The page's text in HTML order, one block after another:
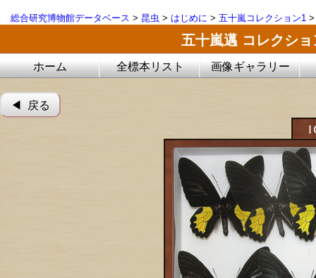
総合研究博物館データベース > 昆虫 > はじめに > 五十嵐コレクション1
五十嵐邁 コレクシ
ホーム 全標本リスト 画像ギャラリー
◀︎ 戻る